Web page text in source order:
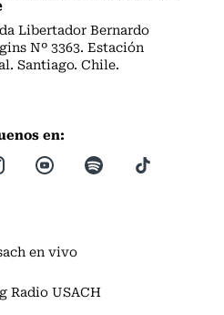
Libertador Bernardo
Nº 3363. Estación
Santiago. Chile.
en:
en vivo
Radio USACH